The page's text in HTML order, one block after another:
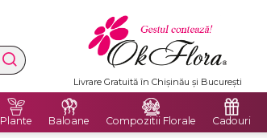
Livrare Gratuită în Chișinău și București
Plante Baloane Compozitii Florale Cadouri